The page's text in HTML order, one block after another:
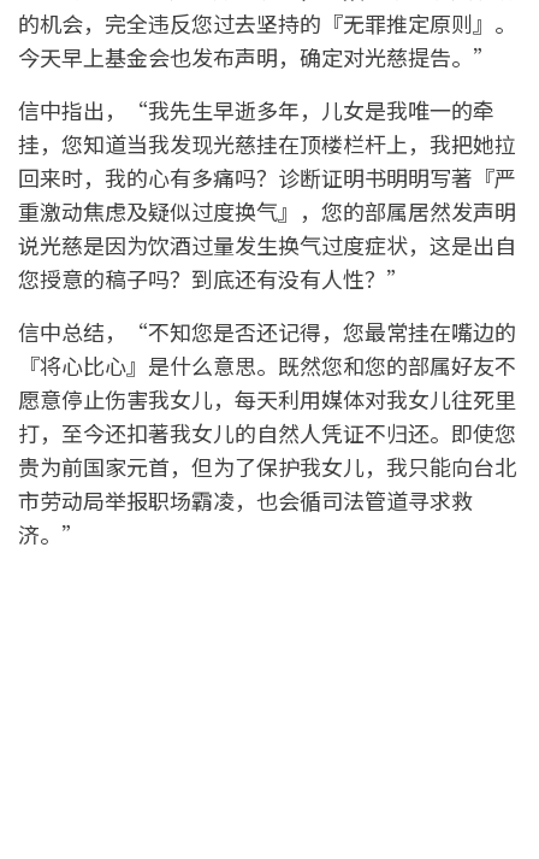
的机会，完全违反您过去坚持的『无罪推定原则』。
今天早上基金会也发布声明，确定对光慈提告。”
信中指出，“我先生早逝多年，儿女是我唯一的牵
挂，您知道当我发现光慈挂在顶楼栏杆上，我把她拉
回来时，我的心有多痛吗？诊断证明书明明写著『严
重激动焦虑及疑似过度换气』，您的部属居然发声明
说光慈是因为饮酒过量发生换气过度症状，这是出自
您授意的稿子吗？到底还有没有人性？”
信中总结，“不知您是否还记得，您最常挂在嘴边的
『将心比心』是什么意思。既然您和您的部属好友不
愿意停止伤害我女儿，每天利用媒体对我女儿往死里
打，至今还扣著我女儿的自然人凭证不归还。即使您
贵为前国家元首，但为了保护我女儿，我只能向台北
市劳动局举报职场霸凌，也会循司法管道寻求救
济。”